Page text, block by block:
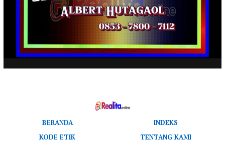
BERANDA
INDEKS
KODE ETIK
TENTANG KAMI